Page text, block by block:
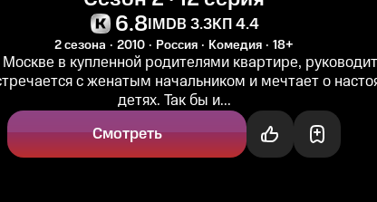
6.8IMDB 3.3КП 4.4
2 сезона 2010 Россия Комедия 18+
в купленной родителями квартире,
с женатым начальником и мечтает о
детях. Так бы и...
Смотреть